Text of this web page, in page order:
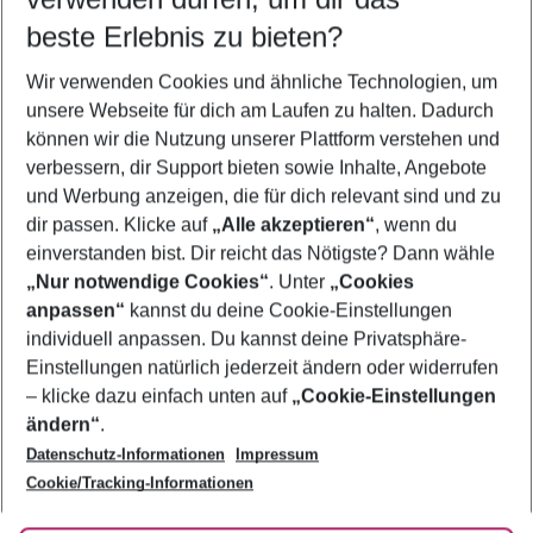
5-8 Nächte
2 Erwachsene Keine Kinder
Mehr Filter anzeigen
Footer
Footer navigation
Über uns
AGB
Bestpreisgarantie
Cookie-Einstellungen ändern
Cookie-Richtlinie
Agenturbetreuung
Barrierefreies Reisen
Folge uns
beste Erlebnis zu bieten?
Wir verwenden Cookies und ähnliche Technologien, um
unsere Webseite für dich am Laufen zu halten. Dadurch
können wir die Nutzung unserer Plattform verstehen und
verbessern, dir Support bieten sowie Inhalte, Angebote
und Werbung anzeigen, die für dich relevant sind und zu
dir passen. Klicke auf „Alle akzeptieren“, wenn du
einverstanden bist. Dir reicht das Nötigste? Dann wähle
„Nur notwendige Cookies“. Unter „Cookies
anpassen“ kannst du deine Cookie-Einstellungen
individuell anpassen. Du kannst deine Privatsphäre-
Einstellungen natürlich jederzeit ändern oder widerrufen
– klicke dazu einfach unten auf „Cookie-Einstellungen
ändern“.
Datenschutz-Informationen
Impressum
Cookie/Tracking-Informationen